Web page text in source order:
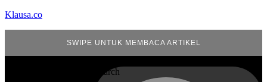
Klausa.co
SWIPE UNTUK MEMBACA ARTIKEL
Search